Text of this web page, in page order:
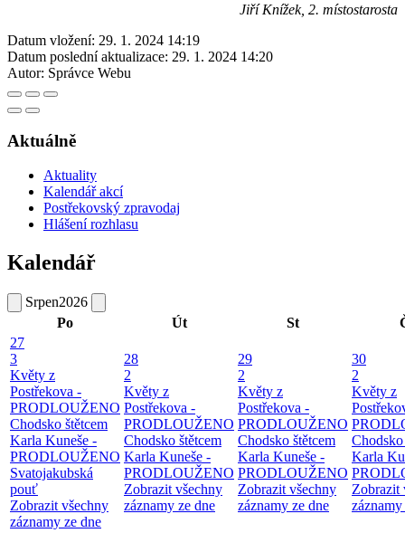
Jiří Knížek, 2. místostarosta
Datum vložení: 29. 1. 2024 14:19
Datum poslední aktualizace: 29. 1. 2024 14:20
Autor: Správce Webu
Aktuálně
Aktuality
Kalendář akcí
Postřekovský zpravodaj
Hlášení rozhlasu
Kalendář
Srpen2026
Po
Út St
27
3
Květy z
Postřekova -
PRODLOUŽENO
Chodsko štětcem
Karla Kuneše -
PRODLOUŽENO
Svatojakubská
pouť
Zobrazit všechny
záznamy ze dne
28
2
Květy z
Postřekova -
PRODLOUŽENO
Chodsko štětcem
Karla Kuneše -
PRODLOUŽENO
Zobrazit všechny
záznamy ze dne
29
2
Květy z
Postřekova -
PRODLOUŽENO
Chodsko štětcem
Karla Kuneše -
PRODLOUŽENO
Zobrazit všechny
záznamy ze dne
30
2
Květy z
Chodsko
Karla
Zobrazit